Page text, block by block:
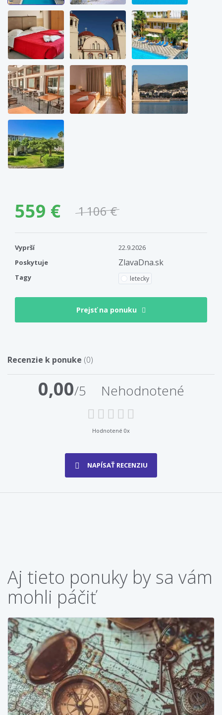
559 € 1 106 €
Vyprší
22.9.2026
Poskytuje
ZlavaDna.sk
Tagy letecky
Prejsť na ponuku
Recenzie k ponuke (0)
0,00/5 Nehodnotené
Hodnotené 0x
NAPÍSAŤ RECENZIU
Aj tieto ponuky by sa vám
mohli páčiť